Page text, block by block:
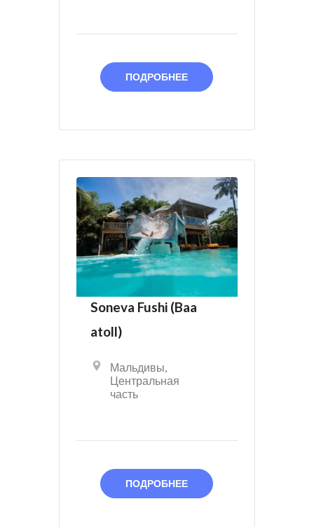
ПОДРОБНЕЕ
Soneva Fushi (Baa
atoll)
Мальдивы,
Центральная
часть
ПОДРОБНЕЕ